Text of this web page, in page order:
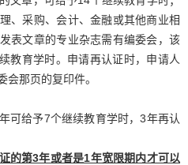
、采购、会计、金融或其他商业相
表文章的专业杂志需有编委会，该
教育学时。申请再认证时，申请人
会那页的复印件。
可给予7个继续教育学时，3年再认
的第3年或者是1年宽限期内才可以